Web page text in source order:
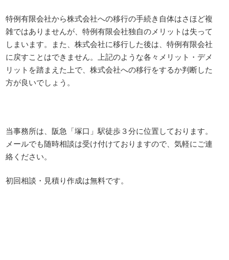
特例有限会社から株式会社への移行の手続き自体はさほど複
雑ではありませんが、特例有限会社独自のメリットは失って
しまいます。また、株式会社に移行した後は、特例有限会社
に戻すことはできません。上記のような各々メリット・デメ
リットを踏まえた上で、株式会社への移行をするか判断した
方が良いでしょう。
当事務所は、阪急「塚口」駅徒歩３分に位置しております。
メールでも随時相談は受け付けておりますので、気軽にご連
絡ください。
初回相談・見積り作成は無料です。